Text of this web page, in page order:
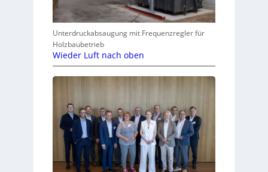
Unterdruckabsaugung mit Frequenzregler für
Holzbaubetrieb
Wieder Luft nach oben